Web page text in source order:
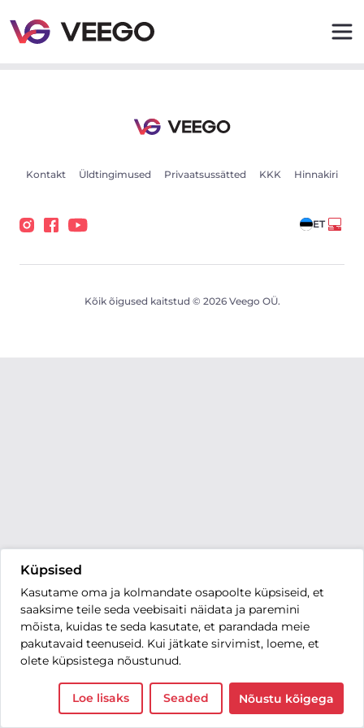
Küpsised
Kasutame oma ja kolmandate osapoolte küpsiseid, et
saaksime teile seda veebisaiti näidata ja paremini
mõista, kuidas te seda kasutate, et parandada meie
pakutavaid teenuseid. Kui jätkate sirvimist, loeme, et
olete küpsistega nõustunud.
Loe lisaks Seaded Nõustu kõigega
Kontakt Üldtingimused Privaatsussätted KKK Hinnakiri
ET
Kõik õigused kaitstud © 2026 Veego OÜ.